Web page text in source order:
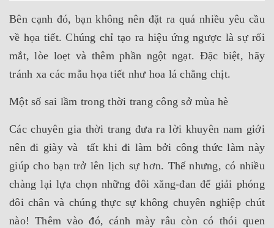
Bên cạnh đó, bạn không nên đặt ra quá nhiều yêu cầu
về họa tiết. Chúng chỉ tạo ra hiệu ứng ngược là sự rối
mắt, lòe loẹt và thêm phần ngột ngạt. Đặc biệt, hãy
tránh xa các mẫu họa tiết như hoa lá chằng chịt.
Một số sai lầm trong thời trang công sở mùa hè
Các chuyên gia thời trang đưa ra lời khuyên nam giới
nên đi giày và tất khi đi làm bởi công thức làm này
giúp cho bạn trở lên lịch sự hơn. Thế nhưng, có nhiều
chàng lại lựa chọn những đôi xăng-đan để giải phóng
đôi chân và chúng thực sự không chuyên nghiệp chút
nào! Thêm vào đó, cánh mày râu còn có thói quen